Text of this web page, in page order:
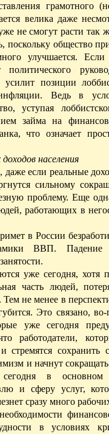
грамотного
велика даже
не смогут расти так
поскольку общество
улучшается.
позиции
Ведь в
уступая
займа на
что означает
населения
даже если реальные
сильному
проблему. Еще
работающих в
в России
ВВП. Падение
уже сегодня, хотя
часть людей,
Тем неменее в
Это связано,
уже сегодня
работодатели,
сохранить
и начнут
в
и сферу услуг,
сразу много
в условиях